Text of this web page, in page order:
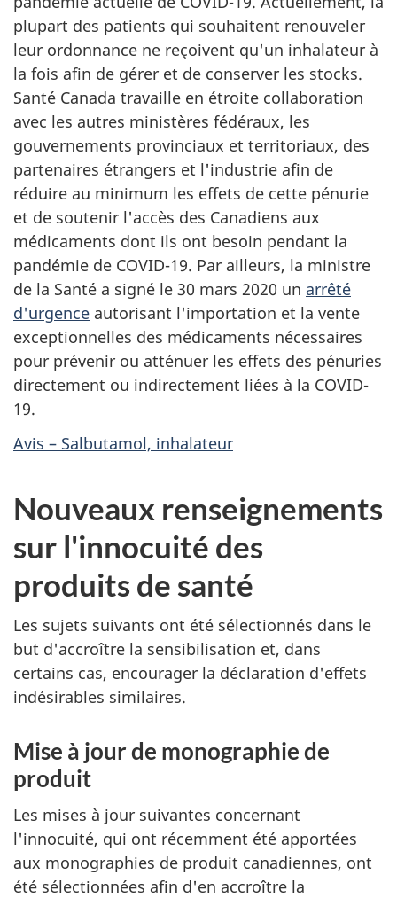
plupart des patients qui souhaitent renouveler
leur ordonnance ne reçoivent qu'un inhalateur à
la fois afin de gérer et de conserver les stocks.
Santé Canada travaille en étroite collaboration
avec les autres ministères fédéraux, les
gouvernements provinciaux et territoriaux, des
partenaires étrangers et l'industrie afin de
réduire au minimum les effets de cette pénurie
et de soutenir l'accès des Canadiens aux
médicaments dont ils ont besoin pendant la
pandémie de COVID-19. Par ailleurs, la ministre
de la Santé a signé le 30 mars 2020 un arrêté
d'urgence autorisant l'importation et la vente
exceptionnelles des médicaments nécessaires
pour prévenir ou atténuer les effets des pénuries
directement ou indirectement liées à la COVID-
19.
Avis – Salbutamol, inhalateur
Nouveaux renseignements
sur l'innocuité des
produits de santé
Les sujets suivants ont été sélectionnés dans le
but d'accroître la sensibilisation et, dans
certains cas, encourager la déclaration d'effets
indésirables similaires.
Mise à jour de monographie de
produit
Les mises à jour suivantes concernant
l'innocuité, qui ont récemment été apportées
aux monographies de produit canadiennes, ont
été sélectionnées afin d'en accroître la